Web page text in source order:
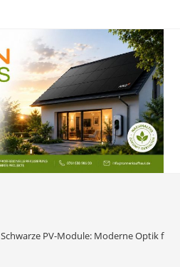
Schwarze PV-Module: Moderne Optik für